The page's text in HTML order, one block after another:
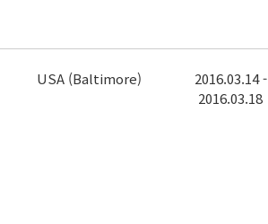
USA (Baltimore)
2016.03.14 -
2016.03.18